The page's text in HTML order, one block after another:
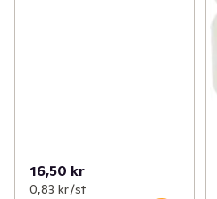
16,50 kr
0,83 kr /st